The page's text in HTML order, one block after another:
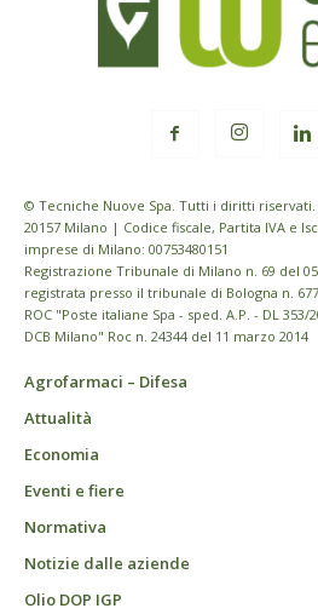
© Tecniche Nuove Spa. Tutti i diritti riservati.
20157 Milano | Codice fiscale, Partita IVA e
imprese di Milano: 00753480151
Registrazione Tribunale di Milano n. 69 del
registrata presso il tribunale di Bologna n.
ROC "Poste italiane Spa - sped. A.P. - DL 353/
DCB Milano" Roc n. 24344 del 11 marzo 2014
Agrofarmaci – Difesa
Attualità
Economia
Eventi e fiere
Normativa
Notizie dalle aziende
Olio DOP IGP